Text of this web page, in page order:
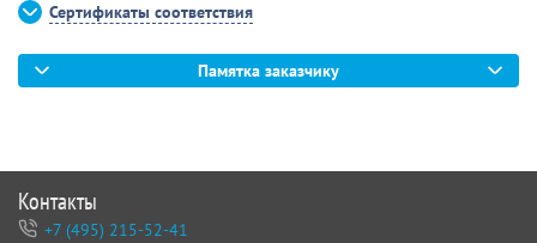
Сертификаты соответствия
Памятка заказчику
Контакты
+7 (495) 215-52-41